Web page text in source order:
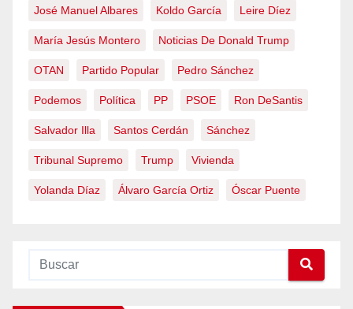
José Manuel Albares Koldo García Leire Díez
María Jesús Montero Noticias De Donald Trump
OTAN Partido Popular Pedro Sánchez
Podemos Política PP PSOE Ron DeSantis
Salvador Illa Santos Cerdán Sánchez
Tribunal Supremo Trump Vivienda
Yolanda Díaz Álvaro García Ortiz Óscar Puente